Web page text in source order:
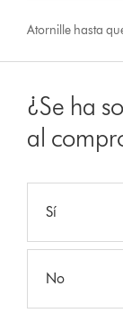
Atornille hasta
¿Se ha
al
Sí
No